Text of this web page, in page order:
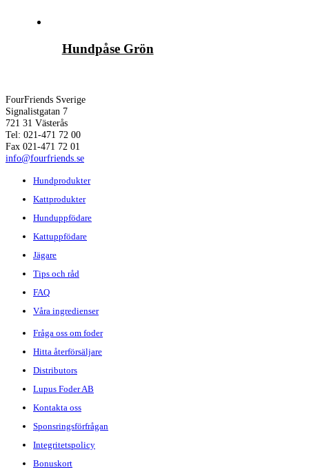
Hundpåse Grön
FourFriends Sverige
Signalistgatan 7
721 31 Västerås
Tel: 021-471 72 00
Fax 021-471 72 01
info@fourfriends.se
Hundprodukter
Kattprodukter
Hunduppfödare
Kattuppfödare
Jägare
Tips och råd
FAQ
Våra ingredienser
Fråga oss om foder
Hitta återförsäljare
Distributors
Lupus Foder AB
Kontakta oss
Sponsringsförfrågan
Integritetspolicy
Bonuskort